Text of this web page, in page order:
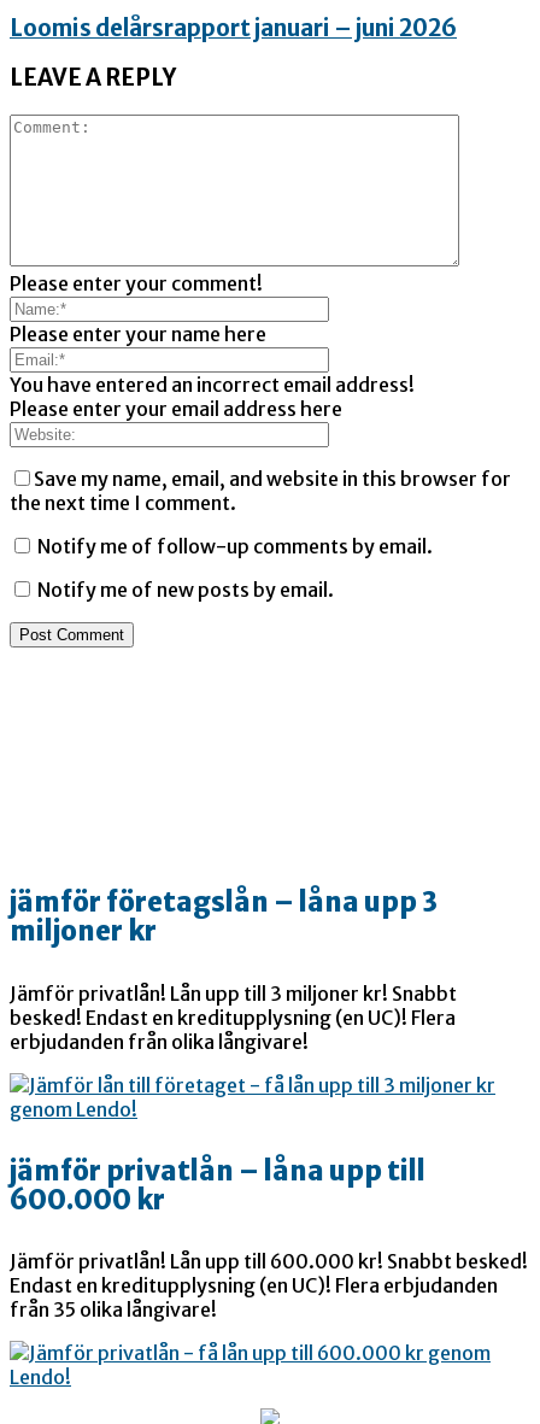
Loomis delårsrapport januari – juni 2026
LEAVE A REPLY
Please enter your comment!
Please enter your name here
You have entered an incorrect email address!
Please enter your email address here
Save my name, email, and website in this browser for
the next time I comment.
Notify me of follow-up comments by email.
Notify me of new posts by email.
jämför företagslån – låna upp 3
miljoner kr
Jämför privatlån! Lån upp till 3 miljoner kr! Snabbt
besked! Endast en kreditupplysning (en UC)! Flera
erbjudanden från olika långivare!
jämför privatlån – låna upp till
600.000 kr
Jämför privatlån! Lån upp till 600.000 kr! Snabbt besked!
Endast en kreditupplysning (en UC)! Flera erbjudanden
från 35 olika långivare!